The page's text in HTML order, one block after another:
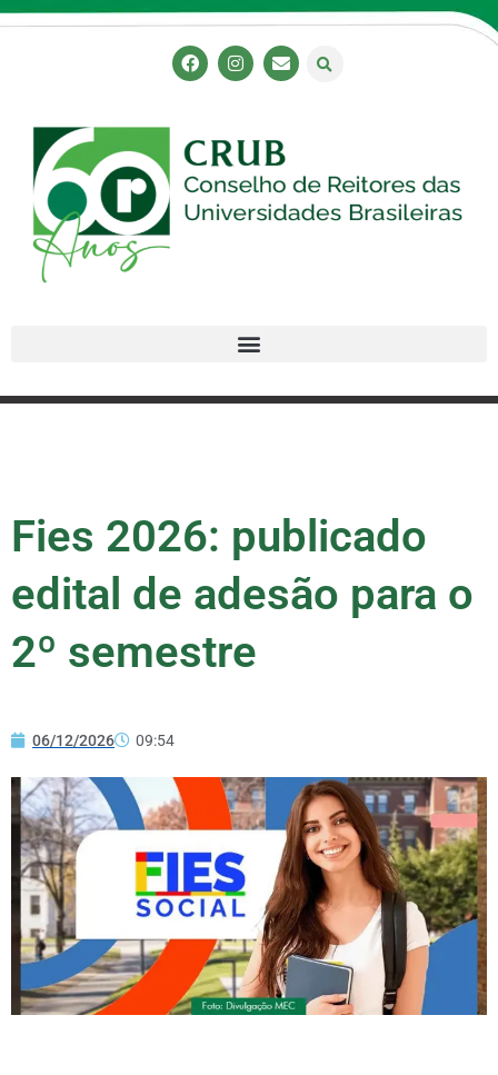
Fies 2026: publicado
edital de adesão para o
2º semestre
06/12/2026 09:54